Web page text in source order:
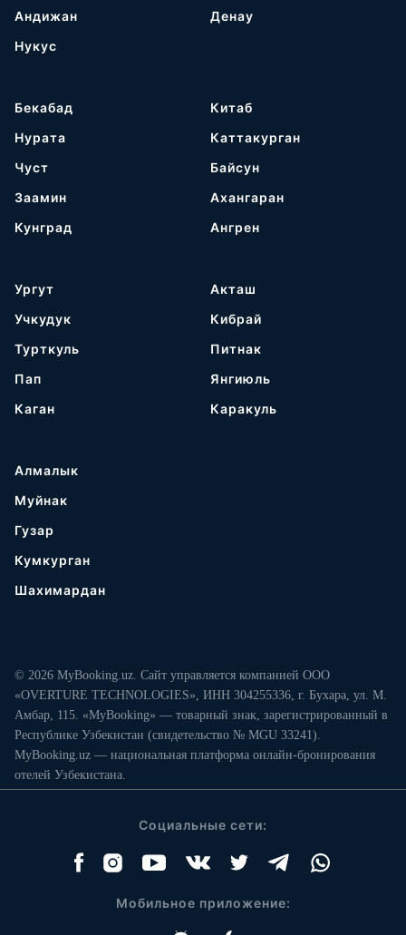
Андижан
Нукус
Денау
Бекабад
Нурата
Чуст
Заамин
Кунград
Китаб
Каттакурган
Байсун
Ахангаран
Ангрен
Ургут
Учкудук
Турткуль
Пап
Каган
Акташ
Кибрай
Питнак
Янгиюль
Каракуль
Алмалык
Муйнак
Гузар
Кумкурган
Шахимардан
© 2026 MyBooking.uz. Сайт управляется компанией ООО
«OVERTURE TECHNOLOGIES», ИНН 304255336, г. Бухара, ул. М.
Амбар, 115. «MyBooking» — товарный знак, зарегистрированный в
Республике Узбекистан (свидетельство № MGU 33241).
MyBooking.uz — национальная платформа онлайн-бронирования
отелей Узбекистана.
Социальные сети:
Мобильное приложение: